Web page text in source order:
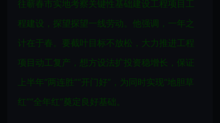
往蕲春市实地考察关键性基础建设工程项目工
程建设，探望探望一线劳动。他强调，一年之
计在于春。要截叶目标不放松，大力推进工程
项目动工复产，想方设法扩投资稳增长，保证
上半年“两连胜”“开门好”，为同时实现“地胆草
红”“全年红”奠定良好基础。